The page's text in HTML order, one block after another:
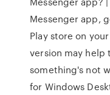
Messenger app,
Play store on
version may help
something's not
for Windows